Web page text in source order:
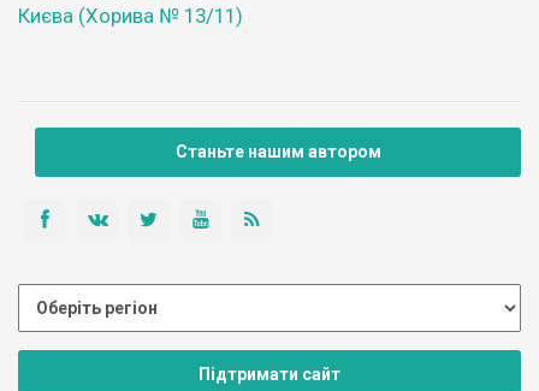
Києва (Хорива № 13/11)
Станьте нашим автором
Підтримати сайт